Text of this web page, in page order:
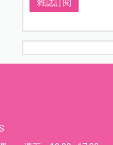
雜誌訂閱